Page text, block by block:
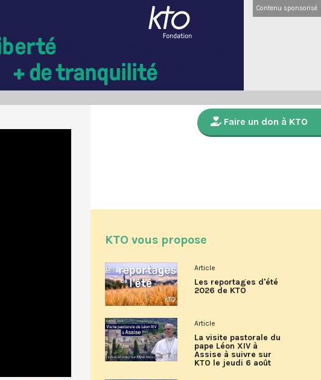
Contenu sponsorisé
Faire un don à KTO
KTO vous propose
Article
Les reportages d'été
2026 de KTO
Article
La visite pastorale du
pape Léon XIV à
Assise à suivre sur
KTO le jeudi 6 août